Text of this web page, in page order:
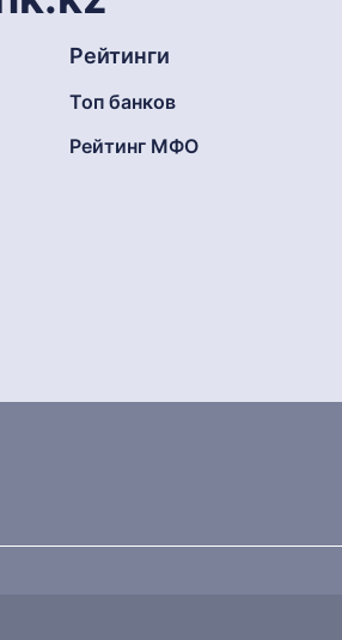
Рейтинги
Топ банков
Рейтинг МФО